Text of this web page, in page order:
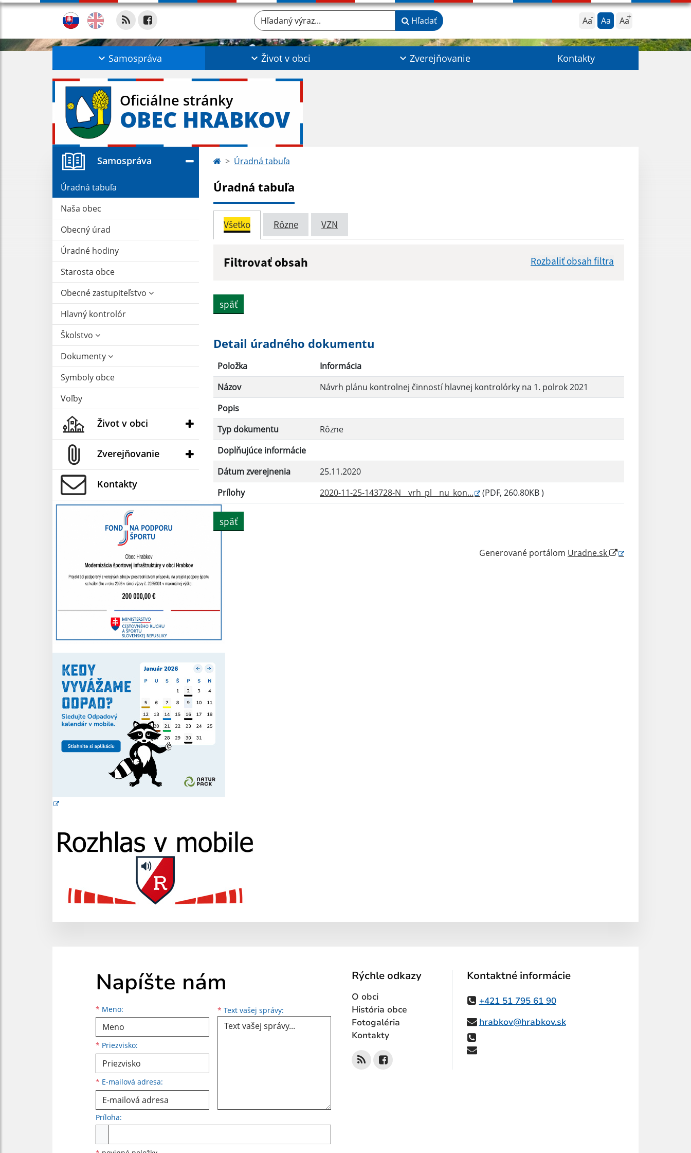
Aa Aa Aa
Hľadaný výraz... Hľadať
Samospráva Život v obci Zverejňovanie Kontakty
Oficiálne stránky
OBEC HRABKOV
Samospráva
Úradná tabuľa
Naša obec
Obecný úrad
Úradné hodiny
Starosta obce
Obecné zastupiteľstvo
Hlavný kontrolór
Školstvo
Dokumenty
Symboly obce
Voľby
Život v obci
Zverejňovanie
Kontakty
Úradná tabuľa
Úradná tabuľa
Všetko Rôzne VZN
Filtrovať obsah Rozbaliť obsah filtra
Filtrovať Reset
späť
Detail úradného dokumentu
Položka
Informácia
Názov
Návrh plánu kontrolnej činností hlavnej kontrolórky na 1. polrok 2021
Popis
Typ dokumentu
Rôzne
Doplňujúce informácie
Dátum zverejnenia
25.11.2020
Prílohy
2020-11-25-143728-N__vrh_pl__nu_kon... (PDF, 260.80KB )
späť
Generované portálom Uradne.sk
Napíšte nám
* Meno:
Meno
* Priezvisko:
Priezvisko
* E-mailová adresa:
E-mailová adresa * Text vašej správy: Text vašej správy...
Príloha:
Rýchle odkazy
O obci
História obce
Fotogaléria
Kontakty
Kontaktné informácie
+421 51 795 61 90
hrabkov@hrabkov.sk